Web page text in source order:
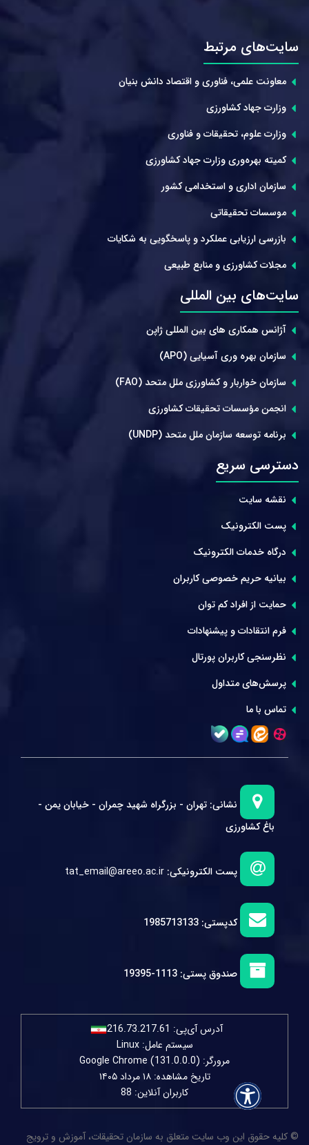
سایت‌های مرتبط
معاونت علمی، فناوری و اقتصاد دانش بنیان
وزارت جهاد کشاورزی
وزارت علوم، تحقیقات و فناوری
کمیته بهره‌وری وزارت جهاد کشاورزی
سازمان اداری و استخدامی کشور
موسسات تحقیقاتی
بازرسی ارزیابی عملکرد و پاسخگویی به شکایات
مجلات کشاورزی و منابع طبیعی
سایت‌های بین المللی
آژانس همکاری های بین المللی ژاپن
سازمان بهره وری آسیایی (APO)
سازمان خواربار و کشاورزی ملل متحد (FAO)
انجمن مؤسسات تحقیقات کشاورزی
برنامه توسعه سازمان ملل متحد (UNDP)
دسترسی سریع
نقشه سایت
پست الکترونیک
درگاه خدمات الکترونیک
بیانیه حریم خصوصی کاربران
حمایت از افراد کم توان
فرم انتقادات و پیشنهادات
نظرسنجی کاربران پورتال
پرسش‌های متداول
تماس با ما
نشانی: تهران - بزرگراه شهید چمران - خیابان یمن -
باغ کشاورزی
پست الکترونیکی: tat_email@areeo.ac.ir
کدپستی: 1985713133
صندوق پستی: 1113-19395
آدرس آی‌پی: 216.73.217.61
سیستم عامل: Linux
مرورگر: Google Chrome (131.0.0.0)
تاریخ مشاهده: ۱۸ مرداد ۱۴۰۵
کاربران آنلاین: 88
© کلیه حقوق این وب سایت متعلق به سازمان تحقیقات، آموزش و ترویج